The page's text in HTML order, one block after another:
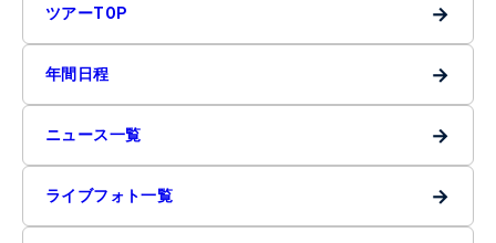
ツアーTOP →
年間日程 →
ニュース一覧 →
ライブフォト一覧 →